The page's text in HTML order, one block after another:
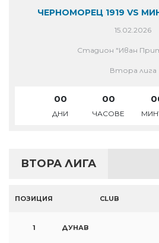
ЧЕРНОМОРЕЦ 1919 VS
15.02.2026
Стадион "Иван
Втора лига
00
ДНИ
00
ЧАСОВЕ
ВТОРА ЛИГА
ПОЗИЦИЯ CLUB
1 ДУНАВ